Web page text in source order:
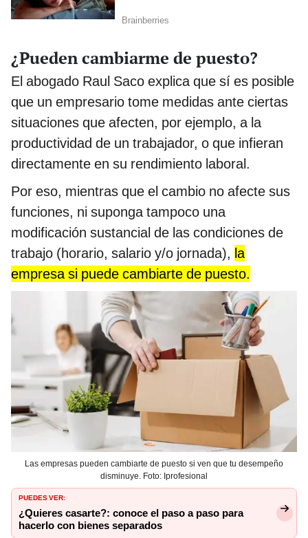
¿Pueden cambiarme de puesto?
El abogado Raul Saco explica que sí es posible
que un empresario tome medidas ante ciertas
situaciones que afecten, por ejemplo, a la
productividad de un trabajador, o que infieran
directamente en su rendimiento laboral.
Por eso, mientras que el cambio no afecte sus
funciones, ni suponga tampoco una
modificación sustancial de las condiciones de
trabajo (horario, salario y/o jornada), la
empresa si puede cambiarte de puesto.
Las empresas pueden cambiarte de puesto si ven que tu desempeño
disminuye. Foto: Iprofesional
PUEDES VER:
¿Quieres casarte?: conoce el paso a paso para
hacerlo con bienes separados